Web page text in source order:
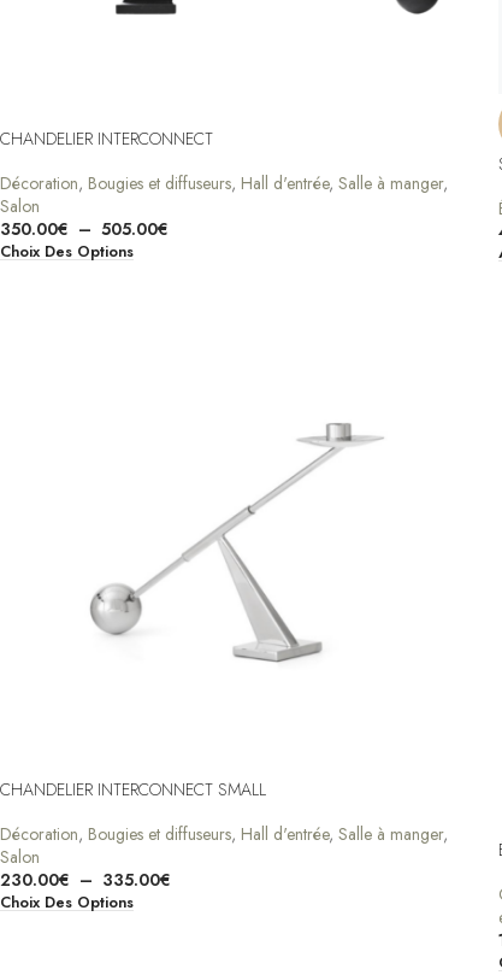
CHANDELIER INTERCONNECT
Décoration, Bougies et diffuseurs, Hall d'entrée, Salle à manger,
Salon
350.00€ – 505.00€
Choix Des Options
CHANDELIER INTERCONNECT SMALL
Décoration, Bougies et diffuseurs, Hall d'entrée, Salle à manger,
Salon
230.00€ – 335.00€
Choix Des Options